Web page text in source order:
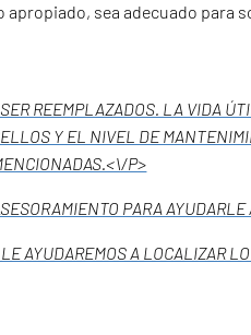
sea adecuado
REEMPLAZADOS. LA VIDA
Y EL NIVEL DE
P>
PARA
AYUDAREMOS A LOCALIZAR